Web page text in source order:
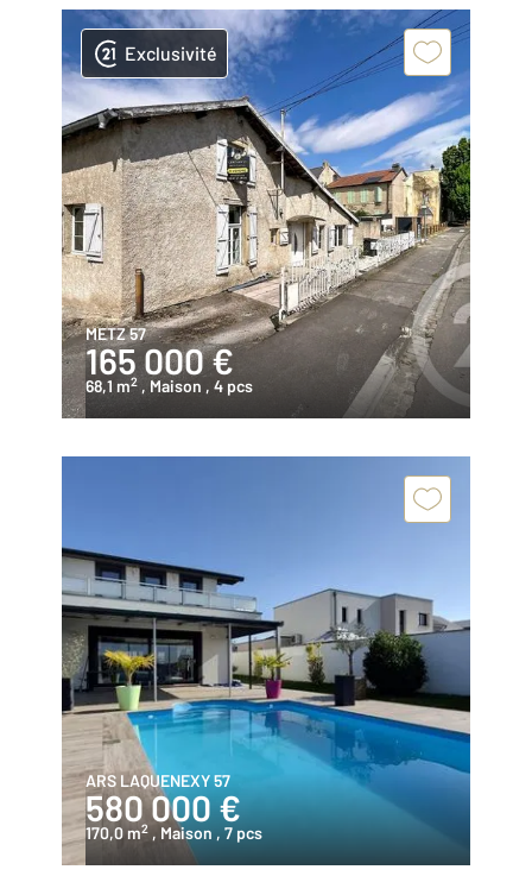
Exclusivité
METZ 57
165 000 €
68,1 m2 , Maison , 4 pcs
ARS LAQUENEXY 57
580 000 €
170,0 m2 , Maison , 7 pcs